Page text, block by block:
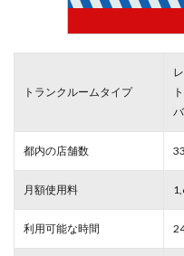
トランクルームタイプ
都内の店舗数
月額使用料
利用可能な時間